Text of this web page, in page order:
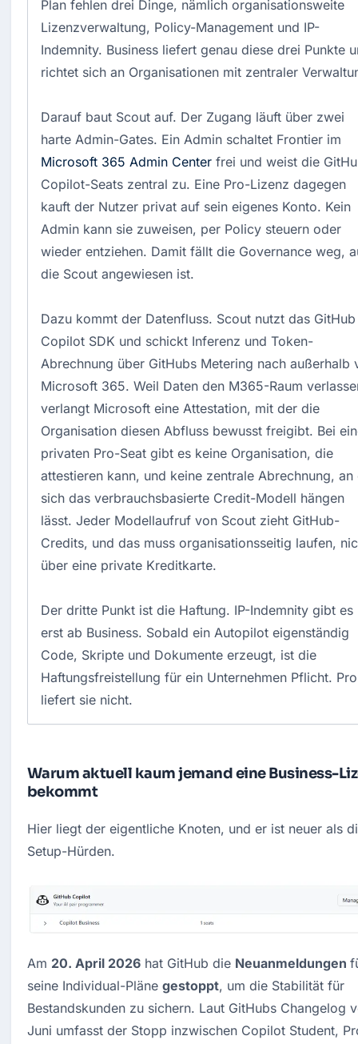
Plan fehlen drei Dinge, nämlich organisationsweite
Lizenzverwaltung, Policy-Management und IP-
Indemnity. Business liefert genau diese drei Punkte
richtet sich an Organisationen mit zentraler
Darauf baut Scout auf. Der Zugang läuft über zwei
harte Admin-Gates. Ein Admin schaltet Frontier im
Microsoft 365 Admin Center frei und weist die
Copilot-Seats zentral zu. Eine Pro-Lizenz dagegen
kauft der Nutzer privat auf sein eigenes Konto. Kein
Admin kann sie zuweisen, per Policy steuern oder
wieder entziehen. Damit fällt die Governance weg,
die Scout angewiesen ist.
Dazu kommt der Datenfluss. Scout nutzt das GitHub
Copilot SDK und schickt Inferenz und Token-
Abrechnung über GitHubs Metering nach außerhalb
Microsoft 365. Weil Daten den M365-Raum
verlangt Microsoft eine Attestation, mit der die
Organisation diesen Abfluss bewusst freigibt. Bei
privaten Pro-Seat gibt es keine Organisation, die
attestieren kann, und keine zentrale Abrechnung, an
sich das verbrauchsbasierte Credit-Modell hängen
lässt. Jeder Modellaufruf von Scout zieht GitHub-
Credits, und das muss organisationsseitig laufen,
über eine private Kreditkarte.
Der dritte Punkt ist die Haftung. IP-Indemnity gibt es
erst ab Business. Sobald ein Autopilot eigenständig
Code, Skripte und Dokumente erzeugt, ist die
Haftungsfreistellung für ein Unternehmen Pflicht. Pro
liefert sie nicht.
Warum aktuell kaum jemand eine Business-
bekommt
Hier liegt der eigentliche Knoten, und er ist neuer als
Setup-Hürden.
Am 20. April 2026 hat GitHub die Neuanmeldungen
seine Individual-Pläne gestoppt, um die Stabilität für
Bestandskunden zu sichern. Laut GitHubs Changelog
Juni umfasst der Stopp inzwischen Copilot Student,